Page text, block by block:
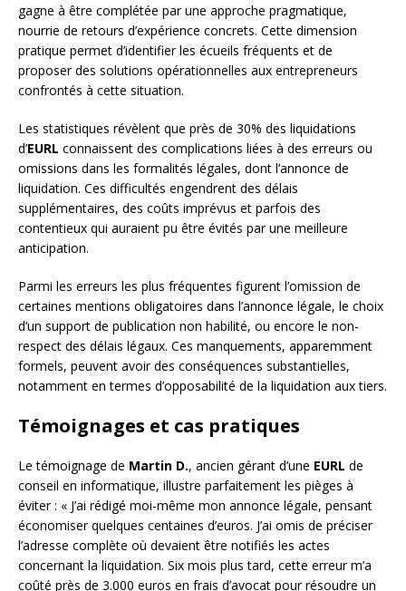
gagne à être complétée par une approche pragmatique,
nourrie de retours d’expérience concrets. Cette dimension
pratique permet d’identifier les écueils fréquents et de
proposer des solutions opérationnelles aux entrepreneurs
confrontés à cette situation.
Les statistiques révèlent que près de 30% des liquidations
d’EURL connaissent des complications liées à des erreurs ou
omissions dans les formalités légales, dont l’annonce de
liquidation. Ces difficultés engendrent des délais
supplémentaires, des coûts imprévus et parfois des
contentieux qui auraient pu être évités par une meilleure
anticipation.
Parmi les erreurs les plus fréquentes figurent l’omission de
certaines mentions obligatoires dans l’annonce légale, le choix
d’un support de publication non habilité, ou encore le non-
respect des délais légaux. Ces manquements, apparemment
formels, peuvent avoir des conséquences substantielles,
notamment en termes d’opposabilité de la liquidation aux tiers.
Témoignages et cas pratiques
Le témoignage de Martin D., ancien gérant d’une EURL de
conseil en informatique, illustre parfaitement les pièges à
éviter : « J’ai rédigé moi-même mon annonce légale, pensant
économiser quelques centaines d’euros. J’ai omis de préciser
l’adresse complète où devaient être notifiés les actes
concernant la liquidation. Six mois plus tard, cette erreur m’a
coûté près de 3.000 euros en frais d’avocat pour résoudre un